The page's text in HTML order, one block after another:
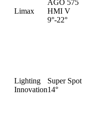
Limax
AGO 575
HMI V
9°-22°
Lighting
Innovation
Super Spot
14°